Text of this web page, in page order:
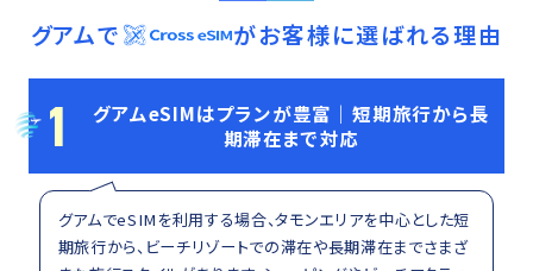
グアムで がお客様に選ばれる理由
1
グアムeSIMはプランが豊富｜短期旅行から長
期滞在まで対応
グアムでeSIMを利用する場合、タモンエリアを中心とした短
期旅行から、ビーチリゾートでの滞在や長期滞在までさまざ